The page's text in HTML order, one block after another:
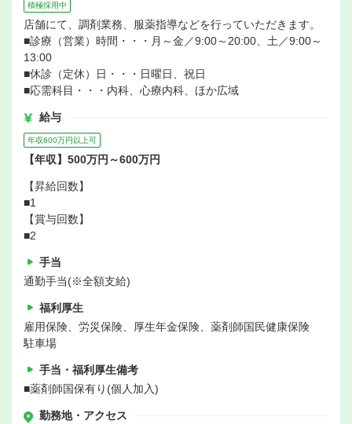
積極採用中
店舗にて、調剤業務、服薬指導などを行っていただきます。
■診療（営業）時間・・・月～金／9:00～20:00、土／9:00～
13:00
■休診（定休）日・・・日曜日、祝日
■応需科目・・・内科、心療内科、ほか広域
給与
年収600万円以上可
【年収】500万円～600万円
【昇給回数】
■1
【賞与回数】
■2
手当
通勤手当(※全額支給)
福利厚生
雇用保険、労災保険、厚生年金保険、薬剤師国民健康保険
駐車場
手当・福利厚生備考
■薬剤師国保有り(個人加入)
勤務地・アクセス